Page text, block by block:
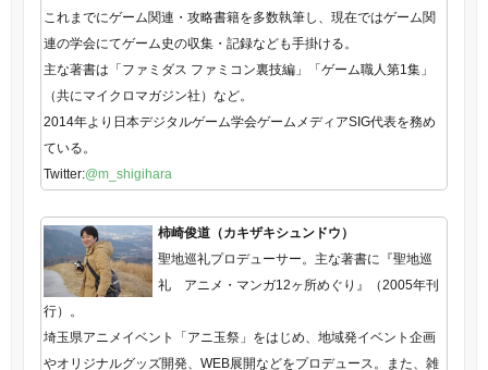
これまでにゲーム関連・攻略書籍を多数執筆し、現在ではゲーム関
連の学会にてゲーム史の収集・記録なども手掛ける。
主な著書は「ファミダス ファミコン裏技編」「ゲーム職人第1集」
（共にマイクロマガジン社）など。
2014年より日本デジタルゲーム学会ゲームメディアSIG代表を務め
ている。
Twitter:@m_shigihara
柿崎俊道（カキザキシュンドウ）
聖地巡礼プロデューサー。主な著書に『聖地巡
礼 アニメ・マンガ12ヶ所めぐり』（2005年刊
行）。
埼玉県アニメイベント「アニ玉祭」をはじめ、地域発イベント企画
やオリジナルグッズ開発、WEB展開などをプロデュース。また、雑